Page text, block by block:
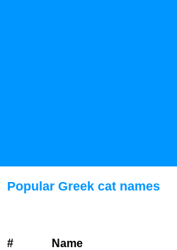
Popular Greek cat names
# Name